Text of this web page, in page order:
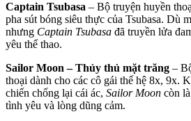
Captain Tsubasa – Bộ truyện huyền
pha sút bóng siêu thực của Tsubasa. Dù
nhưng Captain Tsubasa đã truyền lửa
yêu thể thao.
Sailor Moon – Thủy thủ mặt trăng –
thoại dành cho các cô gái thế hệ 8x, 9x.
chiến chống lại cái ác, Sailor Moon còn
tình yêu và lòng dũng cảm.